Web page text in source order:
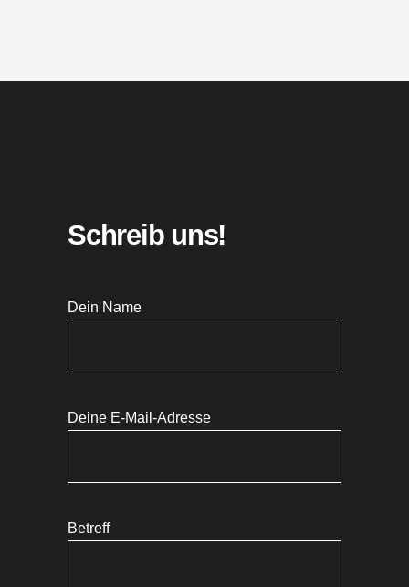
Schreib uns!
Dein Name
Deine E-Mail-Adresse
Betreff